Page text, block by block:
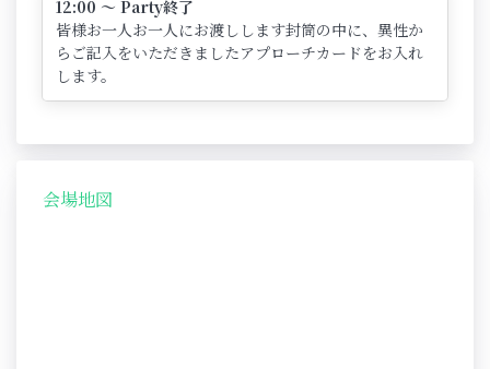
12:00 ～ Party終了
皆様お一人お一人にお渡しします封筒の中に、異性か
らご記入をいただきましたアプローチカードをお入れ
します。
会場地図